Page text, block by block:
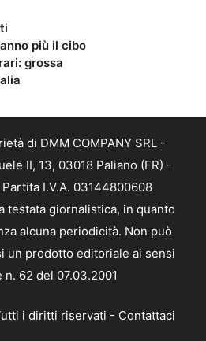
più il cibo
grossa
di DMM COMPANY SRL -
II, 13, 03018 Paliano (FR) -
I.V.A. 03144800608
testata giornalistica, in quanto
alcuna periodicità. Non può
un prodotto editoriale ai sensi
62 del 07.03.2001
i diritti riservati - Contattaci